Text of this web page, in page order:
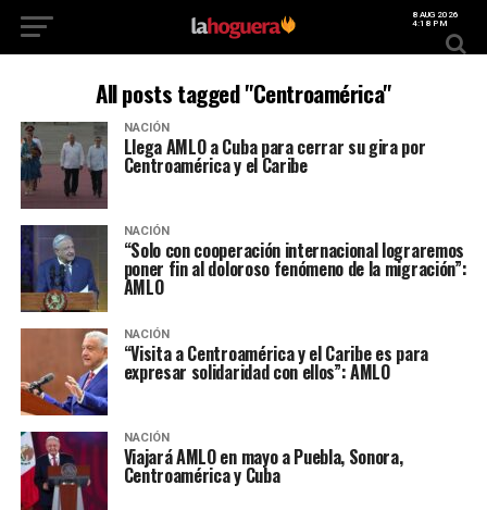
8 AUG 2026
4:18 PM
All posts tagged "Centroamérica"
NACIÓN
Llega AMLO a Cuba para cerrar su gira por
Centroamérica y el Caribe
NACIÓN
“Solo con cooperación internacional lograremos
poner fin al doloroso fenómeno de la migración”:
AMLO
NACIÓN
“Visita a Centroamérica y el Caribe es para
expresar solidaridad con ellos”: AMLO
NACIÓN
Viajará AMLO en mayo a Puebla, Sonora,
Centroamérica y Cuba